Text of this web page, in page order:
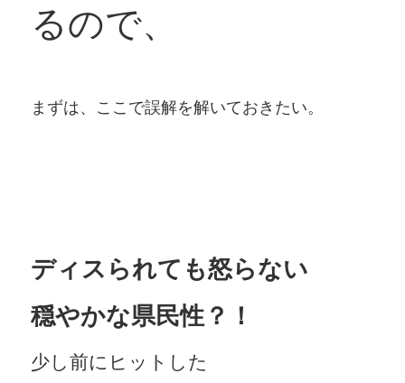
るので、
まずは、ここで誤解を解いておきたい。
ディスられても怒らない
穏やかな県民性？！
少し前にヒットした